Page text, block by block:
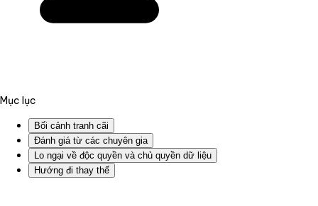
Mục lục
Bối cảnh tranh cãi
Đánh giá từ các chuyên gia
Lo ngại về độc quyền và chủ quyền dữ liệu
Hướng đi thay thế